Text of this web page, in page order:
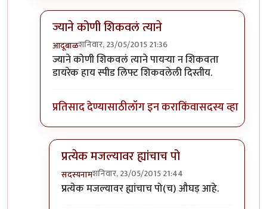
ज्याने कोणी शिकवलं त्याने
आदूबाळशनिवार, 23/05/2015 21:36
In reply toकोण शिकवले रे ह्यांना?byसदस्यनाम
ज्याने कोणी शिकवलं त्याने पायऱ्या न शिकवता
डायरेक हाय स्पीड लिफ्ट शिकवलेली दिस्तीय.
प्रतिसाद देण्यासाठीलॉग इन कराकिंवासदस्य व्हा
प्रत्येक मजल्यावर ह्यांचाच पो
सदस्यनामशनिवार, 23/05/2015 21:44
In reply toज्याने कोणी शिकवलं त्यानेbyआदूबाळ
प्रत्येक मजल्यावर ह्यांचाच पो(च) औघड़ आहे.